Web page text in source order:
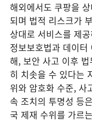
해외에서도 쿠팡을
되며 법적 리스크가
상대로 서비스를 제
정보보호법과 데이
해, 보안 사고 이후
히 치솟을 수 있다는
위와 암호화 수준, 사
속 조치의 투명성 등
국 제재 수위를 가르